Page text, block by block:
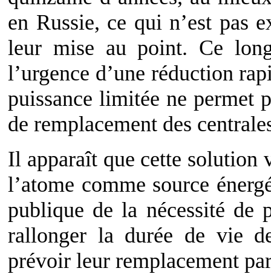
en Russie, ce qui n’est pas
leur mise au point. Ce
l’urgence d’une réduction
puissance limitée ne permet
de remplacement des
Il apparaît que cette solution
l’atome comme source
publique de la nécessité de
rallonger la durée de vie
prévoir leur remplacement